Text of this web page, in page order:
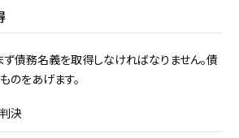
ず債務名義を取得しなければなりません。債
のをあげます。
決